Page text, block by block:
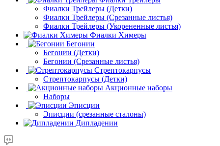
Фиалки Трейлеры (Детки)
Фиалки Трейлеры (Срезанные листья)
Фиалки Трейлеры (Укорененные листья)
Фиалки Химеры
Бегонии
Бегонии (Детки)
Бегонии (Срезанные листья)
Стрептокарпусы
Стрептокарпусы (Детки)
Акционные наборы
Наборы
Эписции
Эписции (срезанные сталоны)
Дипладении